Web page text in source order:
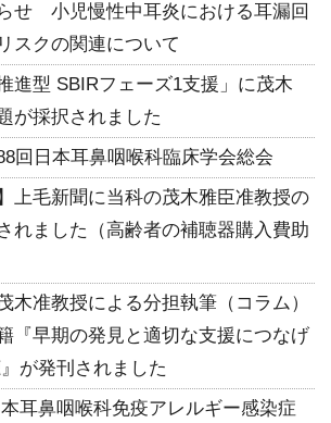
せ 小児慢性中耳炎における耳漏回
スクの関連について
進型 SBIRフェーズ1支援」に茂木
が採択されました
回日本耳鼻咽喉科臨床学会総会
上毛新聞に当科の茂木雅臣准教授の
れました（高齢者の補聴器購入費助
木准教授による分担執筆（コラム）
『早期の発見と適切な支援につなげ
が発刊されました
耳鼻咽喉科免疫アレルギー感染症